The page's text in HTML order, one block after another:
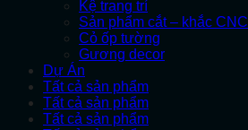
Kệ trang trí
Sản phẩm cắt – khắc CNC
Cỏ ốp tường
Gương decor
Dự Án
Tất cả sản phẩm
Tất cả sản phẩm
Tất cả sản phẩm